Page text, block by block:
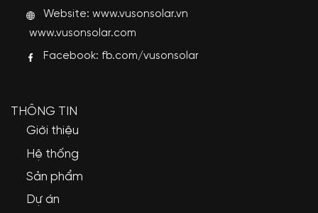
Website:www.vusonsolar.vn
www.vusonsolar.com
Facebook: fb.com/vusonsolar
THÔNG TIN
Giới thiệu
Hệ thống
Sản phẩm
Dự án